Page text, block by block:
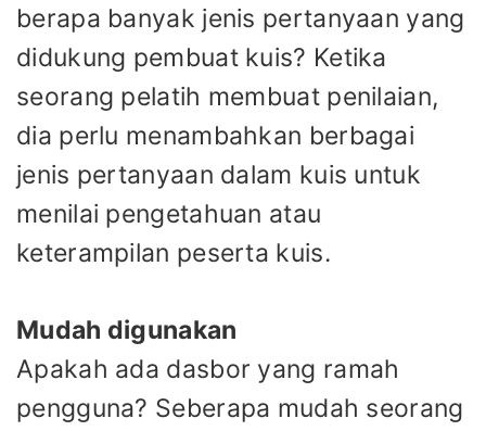
berapa banyak jenis pertanyaan yang
didukung pembuat kuis? Ketika
seorang pelatih membuat penilaian,
dia perlu menambahkan berbagai
jenis pertanyaan dalam kuis untuk
menilai pengetahuan atau
keterampilan peserta kuis.
Mudah digunakan
Apakah ada dasbor yang ramah
pengguna? Seberapa mudah seorang